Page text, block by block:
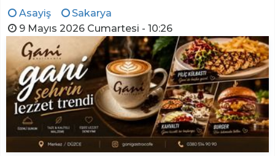
Asayiş
Sakarya
9 Mayıs 2026 Cumartesi - 10:26